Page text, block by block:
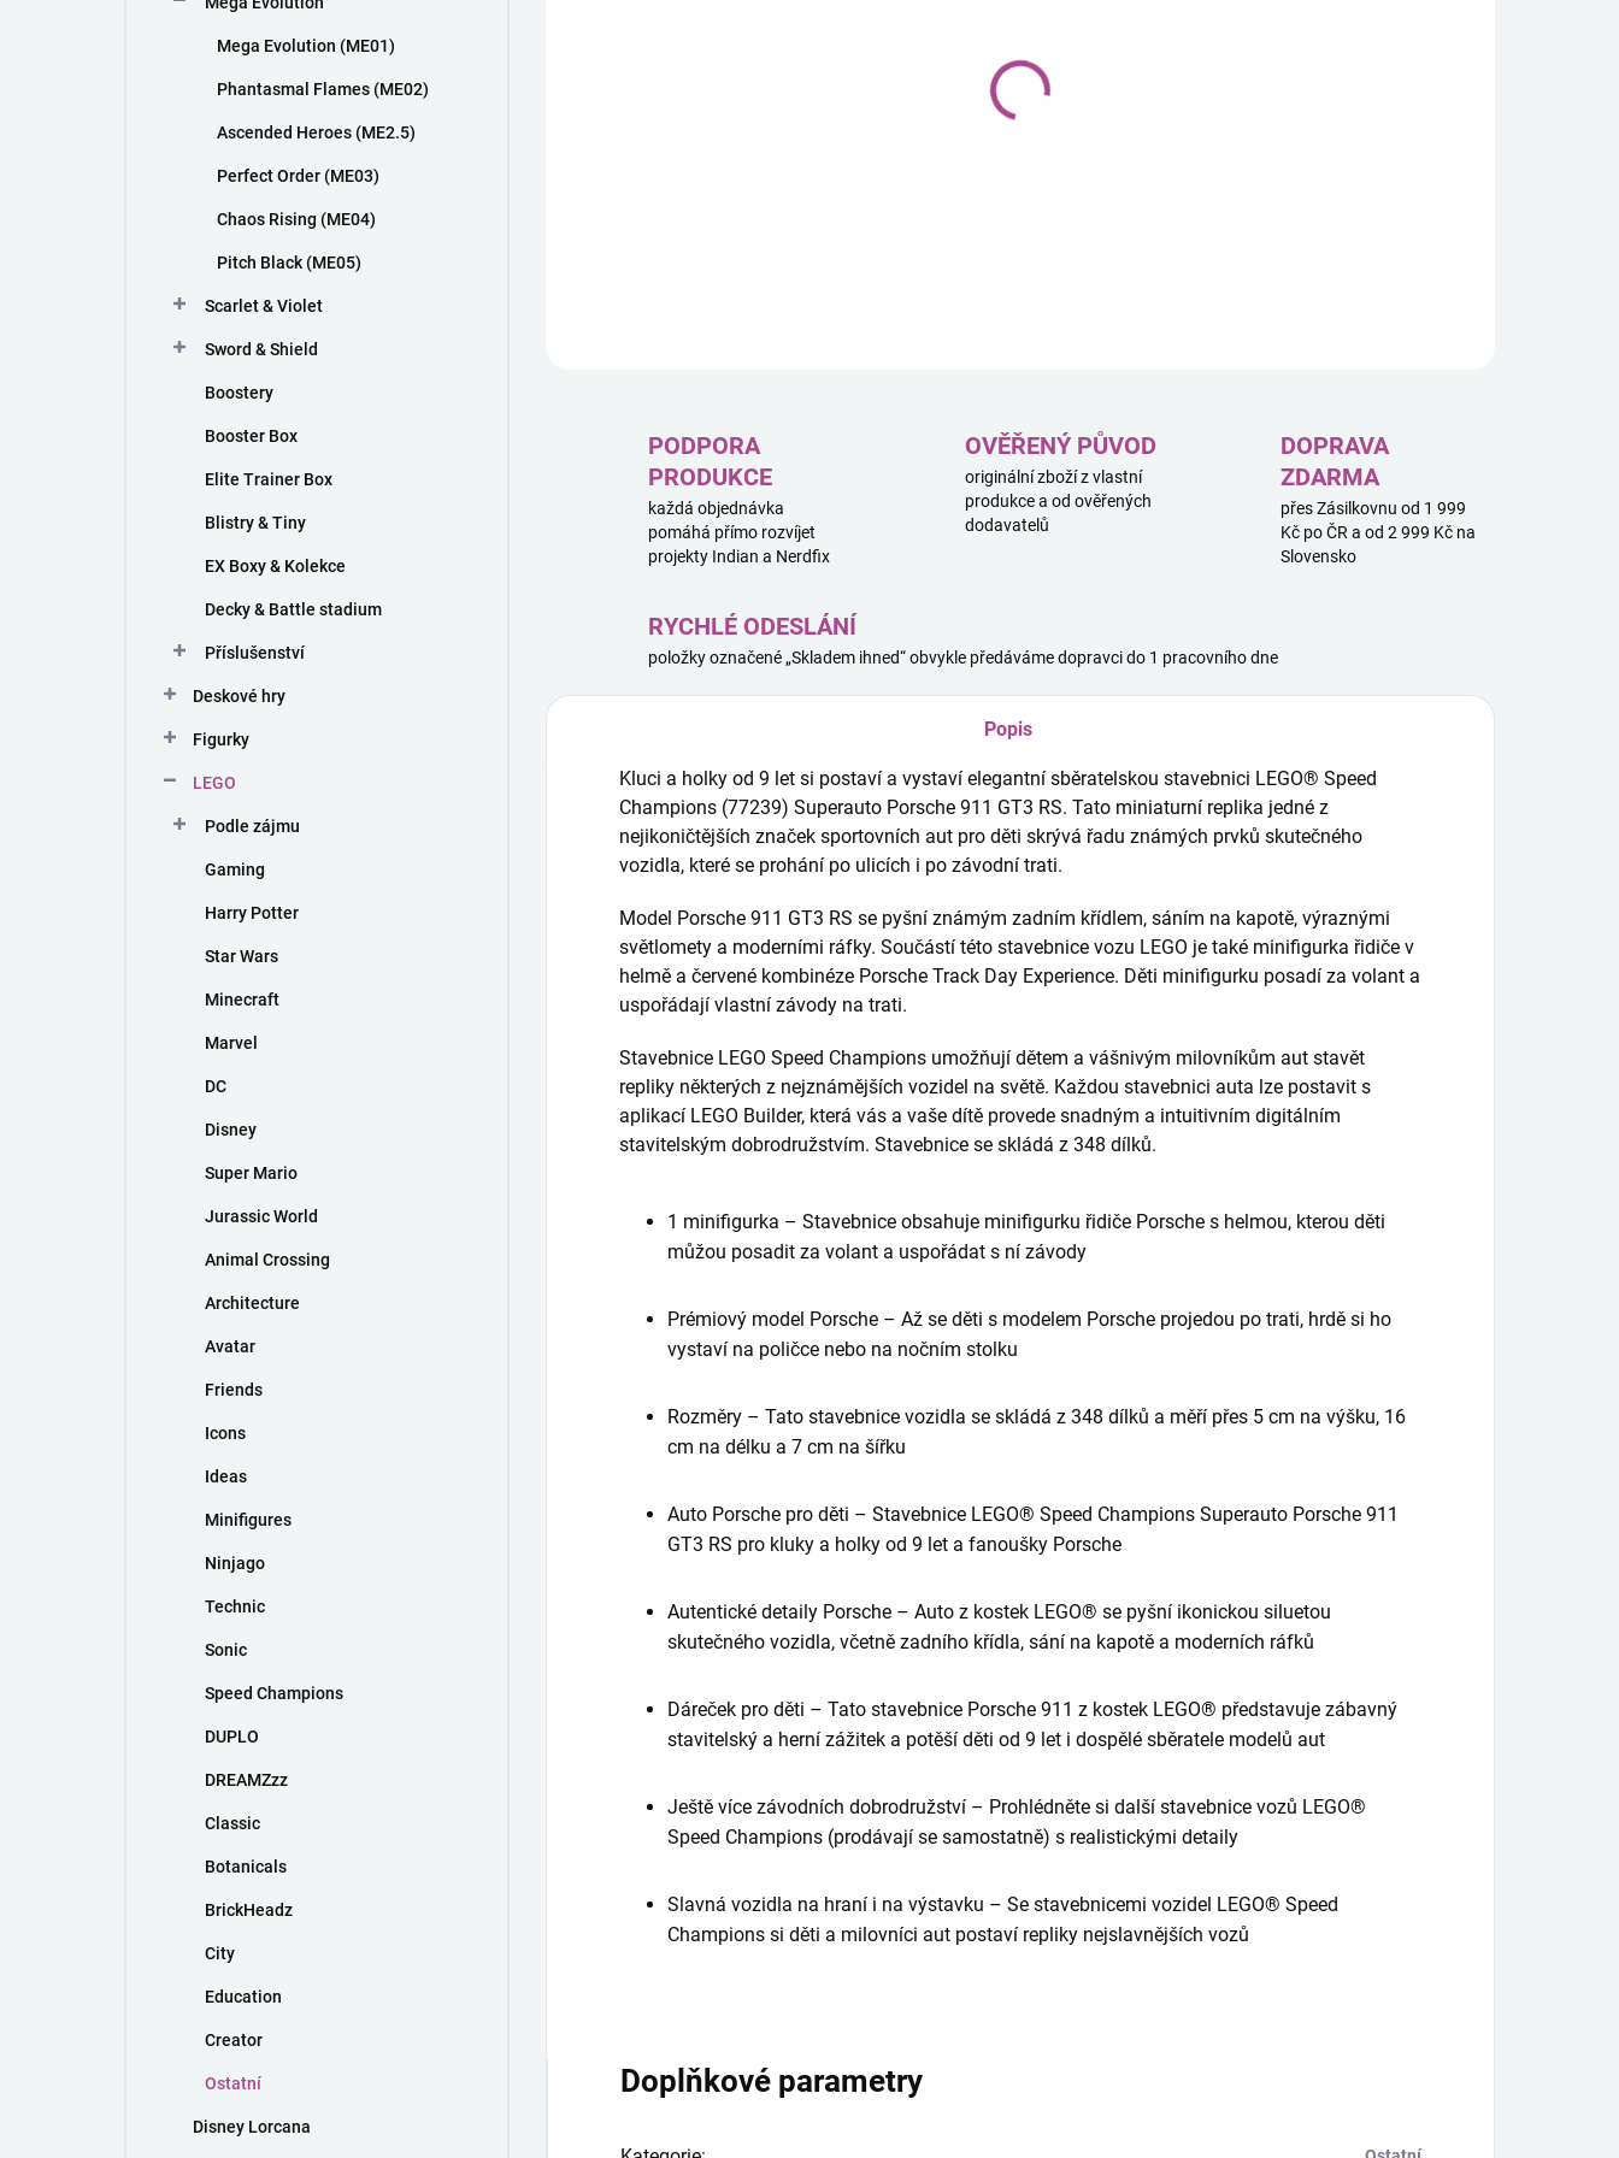
Mega Evolution (ME01)
Phantasmal Flames (ME02)
Ascended Heroes (ME2.5)
Perfect Order (ME03)
Chaos Rising (ME04)
Pitch Black (ME05)
Scarlet & Violet
Sword & Shield
Boostery
Booster Box
Elite Trainer Box
Blistry & Tiny
EX Boxy & Kolekce
Decky & Battle stadium
Příslušenství
Deskové hry
Figurky
LEGO
Podle zájmu
Gaming
Harry Potter
Star Wars
Minecraft
Marvel
DC
Disney
Super Mario
Jurassic World
Animal Crossing
Architecture
Avatar
Friends
Icons
Ideas
Minifigures
Ninjago
Technic
Sonic
Speed Champions
DUPLO
DREAMZzz
Classic
Botanicals
BrickHeadz
City
Education
Creator
Ostatní
Disney Lorcana
DETAILNÍ INFORMACE
PODPORA
PRODUKCE
každá objednávka
pomáhá přímo rozvíjet
projekty Indian a Nerdfix
OVĚŘENÝ PŮVOD
originální zboží z vlastní
produkce a od ověřených
dodavatelů
DOPRAVA
ZDARMA
přes Zásilkovnu od 1 999
Kč po ČR a od 2 999 Kč na
Slovensko
RYCHLÉ ODESLÁNÍ
položky označené „Skladem ihned“ obvykle předáváme dopravci do 1 pracovního dne
Popis
Kluci a holky od 9 let si postaví a vystaví elegantní sběratelskou stavebnici LEGO® Speed
Champions (77239) Superauto Porsche 911 GT3 RS. Tato miniaturní replika jedné z
nejikoničtějších značek sportovních aut pro děti skrývá řadu známých prvků skutečného
vozidla, které se prohání po ulicích i po závodní trati.
Model Porsche 911 GT3 RS se pyšní známým zadním křídlem, sáním na kapotě, výraznými
světlomety a moderními ráfky. Součástí této stavebnice vozu LEGO je také minifigurka řidiče v
helmě a červené kombinéze Porsche Track Day Experience. Děti minifigurku posadí za volant a
uspořádají vlastní závody na trati.
Stavebnice LEGO Speed Champions umožňují dětem a vášnivým milovníkům aut stavět
repliky některých z nejznámějších vozidel na světě. Každou stavebnici auta lze postavit s
aplikací LEGO Builder, která vás a vaše dítě provede snadným a intuitivním digitálním
stavitelským dobrodružstvím. Stavebnice se skládá z 348 dílků.
1 minifigurka – Stavebnice obsahuje minifigurku řidiče Porsche s helmou, kterou děti
můžou posadit za volant a uspořádat s ní závody
Prémiový model Porsche – Až se děti s modelem Porsche projedou po trati, hrdě si ho
vystaví na poličce nebo na nočním stolku
Rozměry – Tato stavebnice vozidla se skládá z 348 dílků a měří přes 5 cm na výšku, 16
cm na délku a 7 cm na šířku
Auto Porsche pro děti – Stavebnice LEGO® Speed Champions Superauto Porsche 911
GT3 RS pro kluky a holky od 9 let a fanoušky Porsche
Autentické detaily Porsche – Auto z kostek LEGO® se pyšní ikonickou siluetou
skutečného vozidla, včetně zadního křídla, sání na kapotě a moderních ráfků
Dáreček pro děti – Tato stavebnice Porsche 911 z kostek LEGO® představuje zábavný
stavitelský a herní zážitek a potěší děti od 9 let i dospělé sběratele modelů aut
Ještě více závodních dobrodružství – Prohlédněte si další stavebnice vozů LEGO®
Speed Champions (prodávají se samostatně) s realistickými detaily
Slavná vozidla na hraní i na výstavku – Se stavebnicemi vozidel LEGO® Speed
Champions si děti a milovníci aut postaví repliky nejslavnějších vozů
Doplňkové parametry